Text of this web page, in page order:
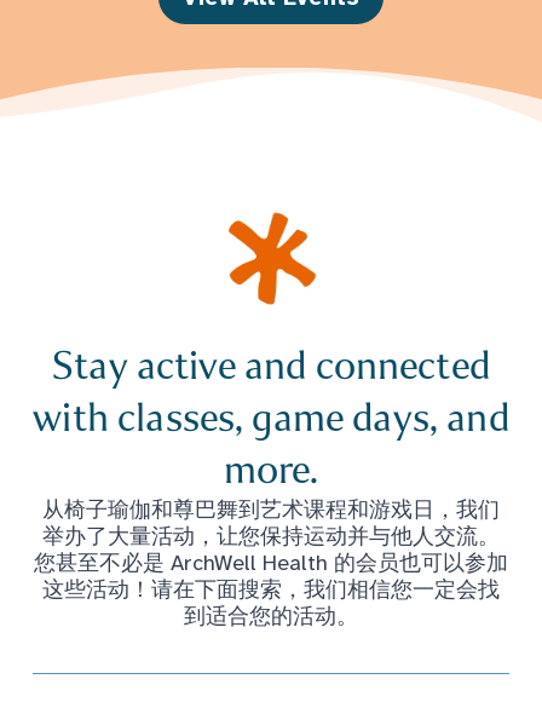
Stay active and connected
with classes, game days, and
more.
从椅子瑜伽和尊巴舞到艺术课程和游戏日，我们
举办了大量活动，让您保持运动并与他人交流。
您甚至不必是 ArchWell Health 的会员也可以参加
这些活动！请在下面搜索，我们相信您一定会找
到适合您的活动。